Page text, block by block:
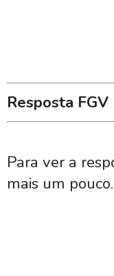
Resposta FGV
Para ver a
mais um